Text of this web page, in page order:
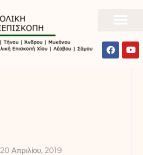
20 Απριλίου, 2019